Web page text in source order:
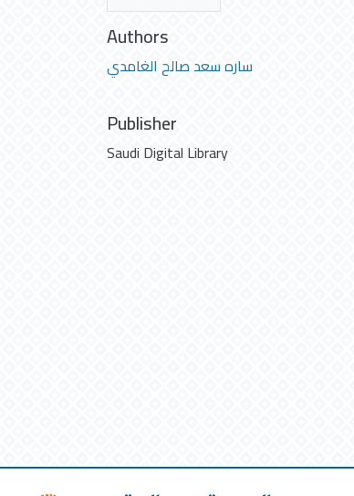
Authors
ساره سعد صالح الغامدي
Publisher
Saudi Digital Library